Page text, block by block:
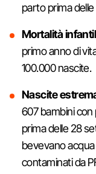
parto prima
Mortalità
primo anno di
100.000 nascite.
Nascite
607 bambini con
prima delle 28
bevevano acqua
contaminati da